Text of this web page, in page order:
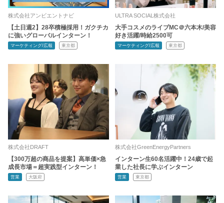
株式会社アンビエントナビ
【土日週2】28卒積極採用！ガクチカ
に強いグローバルインターン！
マーケティング/広報 東京都
ULTRA SOCIAL株式会社
大手コスメのライブMC＠六本木/美容
好き活躍/時給2500可
マーケティング/広報 東京都
株式会社DRAFT
【300万超の商品を提案】高単価×急
成長市場＝超実践型インターン！
営業 大阪府
株式会社GreenEnergyPartners
インターン生60名活躍中！24歳で起
業した社長に学ぶインターン
営業 東京都